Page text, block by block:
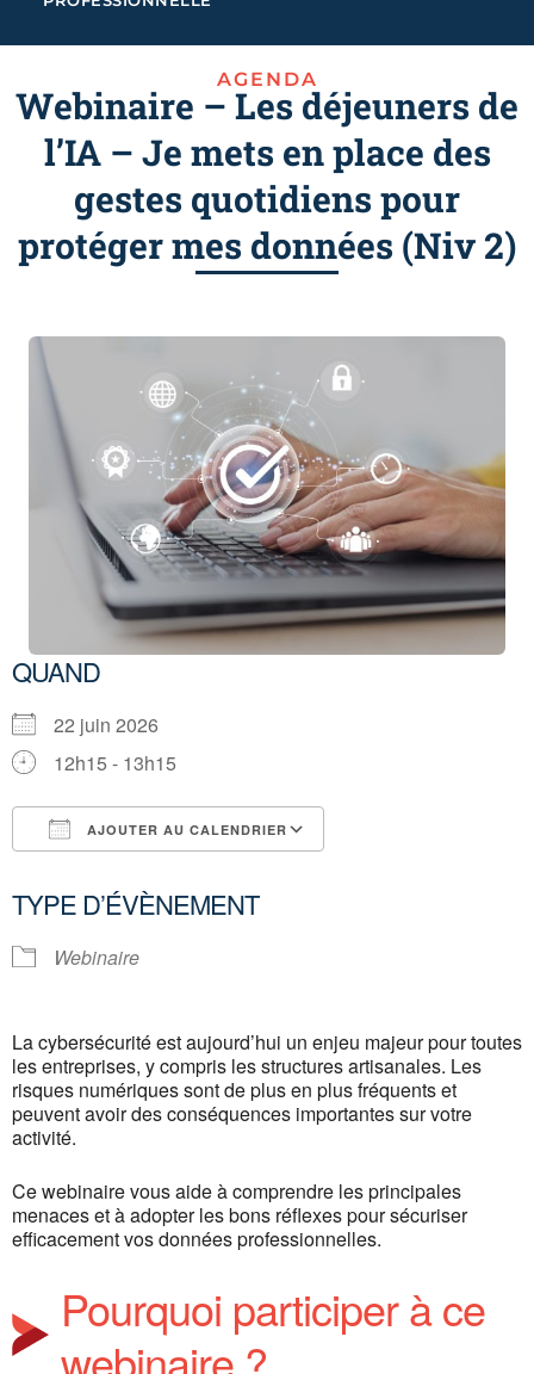
AGENDA
Webinaire – Les déjeuners de
l’IA – Je mets en place des
gestes quotidiens pour
protéger mes données (Niv 2)
QUAND
22 juin 2026
12h15 - 13h15
AJOUTER AU CALENDRIER
TYPE D’ÉVÈNEMENT
Webinaire
La cybersécurité est aujourd’hui un enjeu majeur pour toutes
les entreprises, y compris les structures artisanales. Les
risques numériques sont de plus en plus fréquents et
peuvent avoir des conséquences importantes sur votre
activité.
Ce webinaire vous aide à comprendre les principales
menaces et à adopter les bons réflexes pour sécuriser
efficacement vos données professionnelles.
Pourquoi participer à ce
webinaire ?